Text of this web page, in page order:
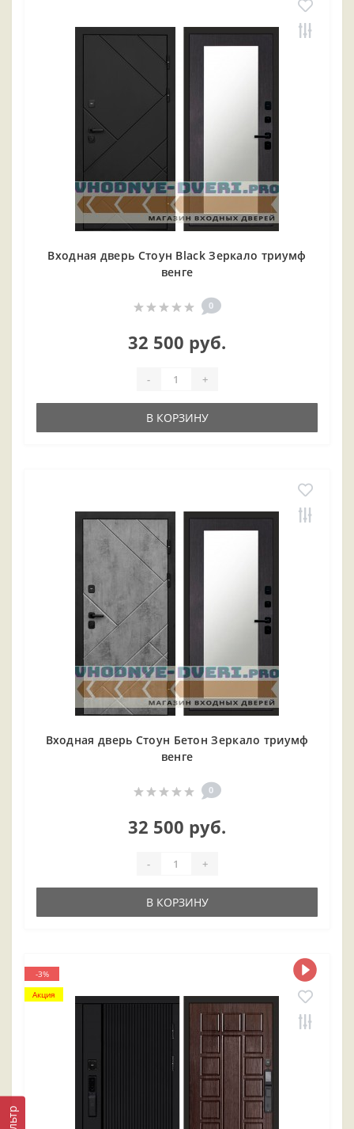
Входная дверь Стоун Black Зеркало триумф
венге
0
32 500 руб.
- +
В КОРЗИНУ
Входная дверь Стоун Бетон Зеркало триумф
венге
0
32 500 руб.
- +
В КОРЗИНУ
-3%
Акция